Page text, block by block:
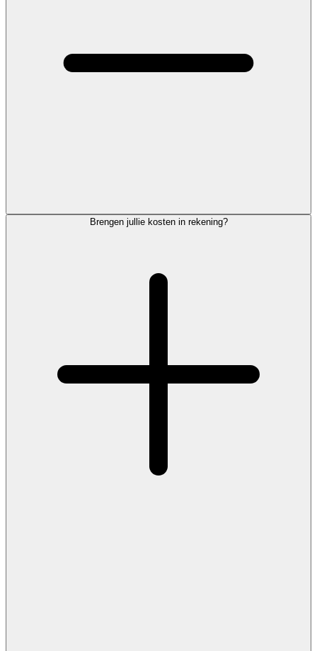
Brengen jullie kosten in rekening?